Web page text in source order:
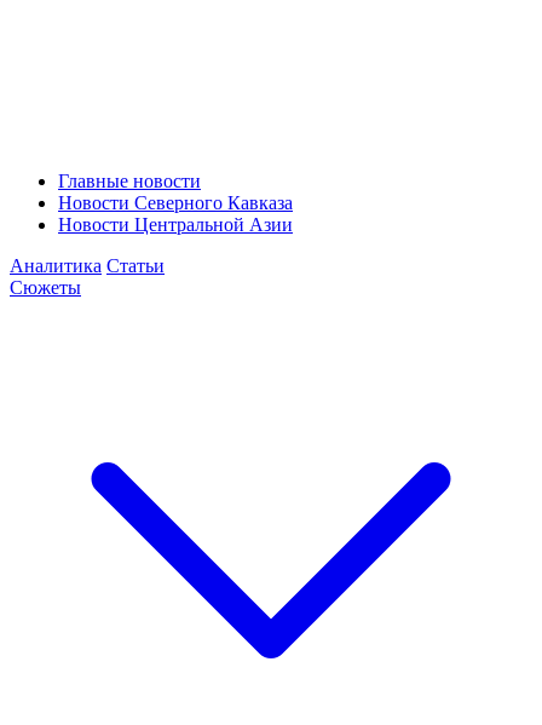
Главные новости
Новости Северного Кавказа
Новости Центральной Азии
Аналитика Статьи
Сюжеты